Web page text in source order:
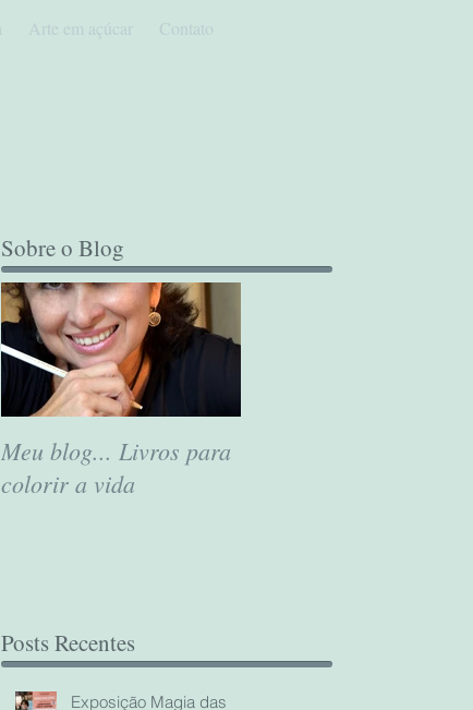
Arte em açúcar Contato
Sobre o Blog
Meu blog... Livros para
colorir a vida
Posts Recentes
Exposição Magia das